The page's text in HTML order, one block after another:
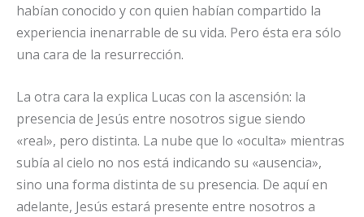
habían conocido y con quien habían compartido la
experiencia inenarrable de su vida. Pero ésta era sólo
una cara de la resurrección.
La otra cara la explica Lucas con la ascensión: la
presencia de Jesús entre nosotros sigue siendo
«real», pero distinta. La nube que lo «oculta» mientras
subía al cielo no nos está indicando su «ausencia»,
sino una forma distinta de su presencia. De aquí en
adelante, Jesús estará presente entre nosotros a